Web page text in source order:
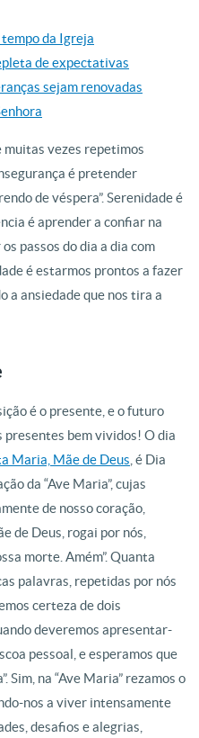
tempo da Igreja
de expectativas
sejam renovadas
muitas vezes repetimos
é pretender
de véspera”. Serenidade é
é aprender a confiar na
passos do dia a dia com
é estarmos prontos a fazer
a ansiedade que nos tira a
é o presente, e o futuro
presentes bem vividos! O dia
Maria, Mãe de Deus , é Dia
da “Ave Maria”, cujas
de nosso coração,
de Deus, rogai por nós,
morte. Amém”. Quanta
palavras, repetidas por nós
certeza de dois
deveremos apresentar-
pessoal, e esperamos que
Sim, na “Ave Maria” rezamos o
nos a viver intensamente
desafios e alegrias,